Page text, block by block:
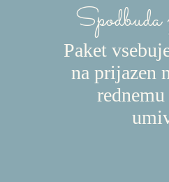
Spodbuda
Paket
na prijazen